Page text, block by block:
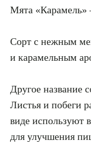
Мята «Карамель»
Сорт с нежным
и карамельным
Другое название
Листья и побеги
виде используют
для улучшения